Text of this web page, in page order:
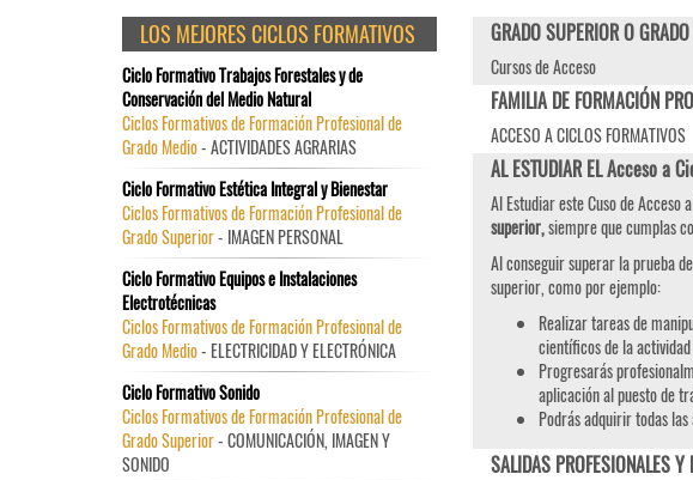
GRADO SUPERIOR O
Cursos de Acceso
FAMILIA DE FORMACIÓN
ACCESO A CICLOS FORMATIVOS
AL ESTUDIAR EL Acceso a
Al Estudiar este Cuso de Acceso
superior,siempre que cumplas
Al conseguir superar la prueba de
superior, como por ejemplo:
Realizar tareas de
científicos de la
Progresarás
aplicación al puesto de
Podrás adquirir todas
SALIDAS PROFESIONALES Y
LOS MEJORES CICLOS FORMATIVOS
Ciclo Formativo Trabajos Forestales y de
Conservación del Medio Natural
Ciclos Formativos de Formación Profesional de
Grado Medio- ACTIVIDADES AGRARIAS
Ciclo Formativo Estética Integral y Bienestar
Ciclos Formativos de Formación Profesional de
Grado Superior- IMAGEN PERSONAL
Ciclo Formativo Equipos e Instalaciones
Electrotécnicas
Ciclos Formativos de Formación Profesional de
Grado Medio- ELECTRICIDAD Y ELECTRÓNICA
Ciclo Formativo Sonido
Ciclos Formativos de Formación Profesional de
Grado Superior- COMUNICACIÓN, IMAGEN Y
SONIDO